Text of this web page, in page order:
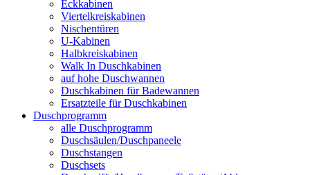
Eckkabinen
Viertelkreiskabinen
Nischentüren
U-Kabinen
Halbkreiskabinen
Walk In Duschkabinen
auf hohe Duschwannen
Duschkabinen für Badewannen
Ersatzteile für Duschkabinen
Duschprogramm
alle Duschprogramm
Duschsäulen/Duschpaneele
Duschstangen
Duschsets